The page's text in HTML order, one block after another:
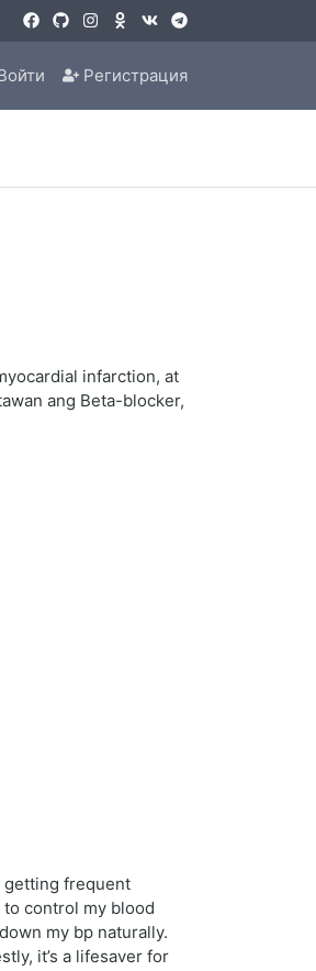
Регистрация
infarction, at
ang Beta-blocker,
getting frequent
control my blood
my bp naturally.
it’s a lifesaver for